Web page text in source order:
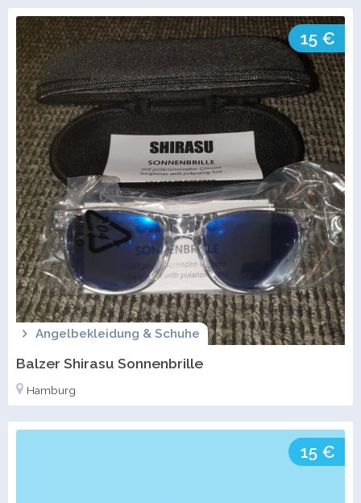
15 €
Angelbekleidung & Schuhe
Balzer Shirasu Sonnenbrille
Hamburg
15 €